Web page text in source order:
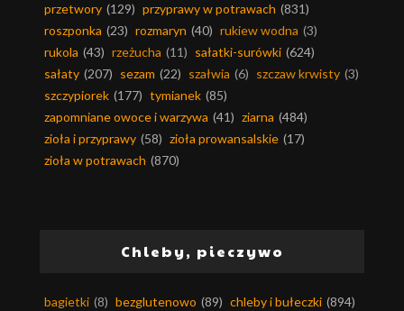
przetwory (129) przyprawy w potrawach (831)
roszponka (23) rozmaryn (40) rukiew wodna (3)
rukola (43) rzeżucha (11) sałatki-surówki (624)
sałaty (207) sezam (22) szałwia (6) szczaw krwisty (3)
szczypiorek (177) tymianek (85)
zapomniane owoce i warzywa (41) ziarna (484)
zioła i przyprawy (58) zioła prowansalskie (17)
zioła w potrawach (870)
Chleby, pieczywo
bagietki (8) bezglutenowo (89) chleby i bułeczki (894)